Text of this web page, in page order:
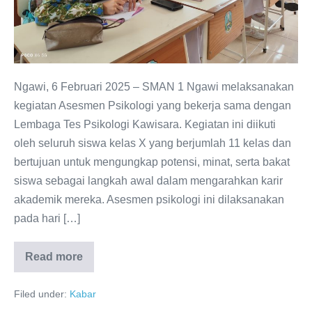
Ngawi:
Mengungkap
Potensi
dan
Minat
Bakat
Siswa
Kelas
X
Ngawi, 6 Februari 2025 – SMAN 1 Ngawi melaksanakan
kegiatan Asesmen Psikologi yang bekerja sama dengan
Lembaga Tes Psikologi Kawisara. Kegiatan ini diikuti
oleh seluruh siswa kelas X yang berjumlah 11 kelas dan
bertujuan untuk mengungkap potensi, minat, serta bakat
siswa sebagai langkah awal dalam mengarahkan karir
akademik mereka. Asesmen psikologi ini dilaksanakan
pada hari […]
Read more
Asesmen
Psikologi
SMAN
Filed under: Kabar